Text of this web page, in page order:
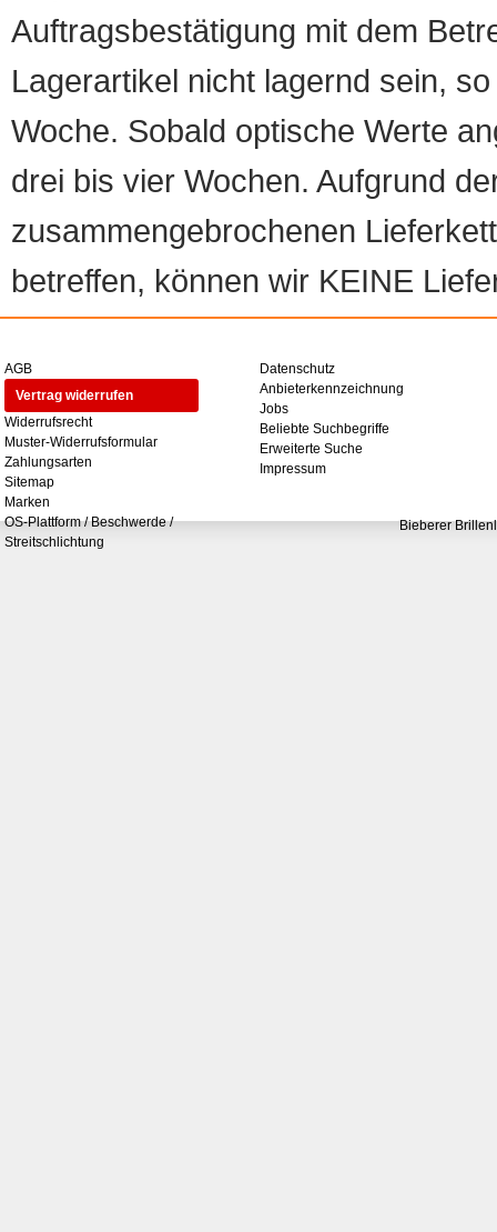
Auftragsbestätigung mit dem
Lagerartikel nicht lagernd sein,
Woche. Sobald optische Werte
drei bis vier Wochen. Aufgrund
zusammengebrochenen
betreffen, können wir KEINE
AGB
Vertrag widerrufen
Widerrufsrecht
Muster-Widerrufsformular
Zahlungsarten
Sitemap
Marken
OS-Plattform / Beschwerde /
Streitschlichtung
Datenschutz
Anbieterkennzeichnung
Jobs
Beliebte Suchbegriffe
Erweiterte Suche
Impressum
Bieberer